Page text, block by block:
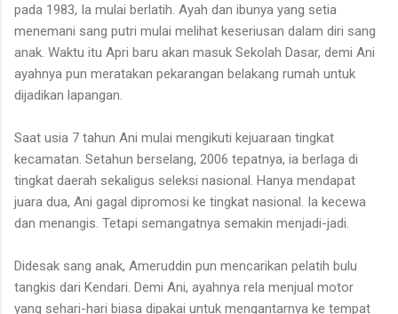
pada 1983, Ia mulai berlatih. Ayah dan ibunya yang setia
menemani sang putri mulai melihat keseriusan dalam diri sang
anak. Waktu itu Apri baru akan masuk Sekolah Dasar, demi Ani
ayahnya pun meratakan pekarangan belakang rumah untuk
dijadikan lapangan.
Saat usia 7 tahun Ani mulai mengikuti kejuaraan tingkat
kecamatan. Setahun berselang, 2006 tepatnya, ia berlaga di
tingkat daerah sekaligus seleksi nasional. Hanya mendapat
juara dua, Ani gagal dipromosi ke tingkat nasional. Ia kecewa
dan menangis. Tetapi semangatnya semakin menjadi-jadi.
Didesak sang anak, Ameruddin pun mencarikan pelatih bulu
tangkis dari Kendari. Demi Ani, ayahnya rela menjual motor
yang sehari-hari biasa dipakai untuk mengantarnya ke tempat